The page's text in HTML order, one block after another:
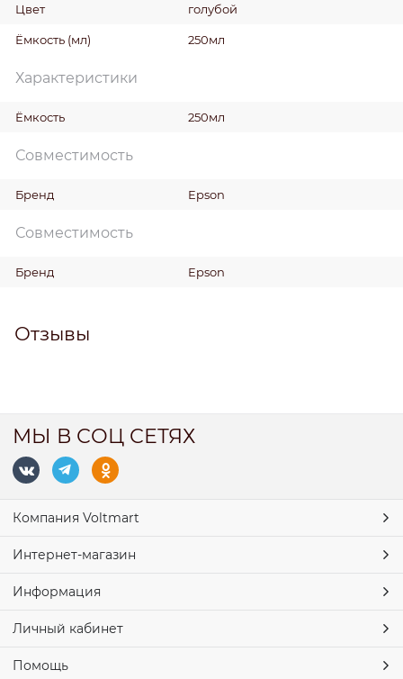
Цвет голубой
Ёмкость (мл) 250мл
Характеристики
Ёмкость 250мл
Совместимость
Бренд Epson
Совместимость
Бренд Epson
Отзывы
МЫ В СОЦ СЕТЯХ
Компания Voltmart
Интернет-магазин
Информация
Личный кабинет
Помощь